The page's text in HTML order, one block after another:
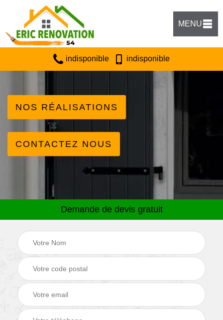
MENU
indisponible indisponible
NOS RÉALISATIONS
CONTACTEZ NOUS
Demande de devis gratuit